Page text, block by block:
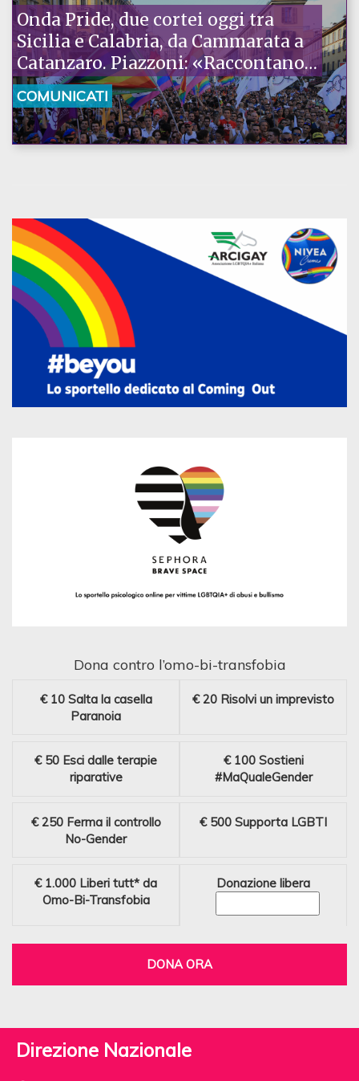
Onda Pride, due cortei oggi tra
Sicilia e Calabria, da Cammarata a
Catanzaro. Piazzoni: «Raccontano
la nostra ostinazione»
COMUNICATI
Dona contro l’omo-bi-transfobia
€ 10 Salta la casella
Paranoia
€ 20 Risolvi un imprevisto
€ 50 Esci dalle terapie
riparative
€ 100 Sostieni
#MaQualeGender
€ 250 Ferma il controllo
No-Gender
€ 500 Supporta LGBTI
€ 1.000 Liberi tutt* da
Omo-Bi-Transfobia
Donazione libera
DONA ORA
Direzione Nazionale